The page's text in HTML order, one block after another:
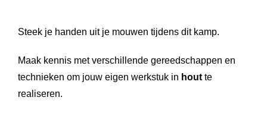
Steek je handen uit je mouwen tijdens dit kamp.
Maak kennis met verschillende gereedschappen en
technieken om jouw eigen werkstuk in hout te
realiseren.